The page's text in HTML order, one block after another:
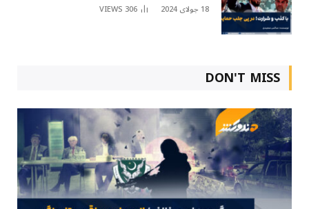
18 جولای 2024 306
VIEWS
DON'T MISS